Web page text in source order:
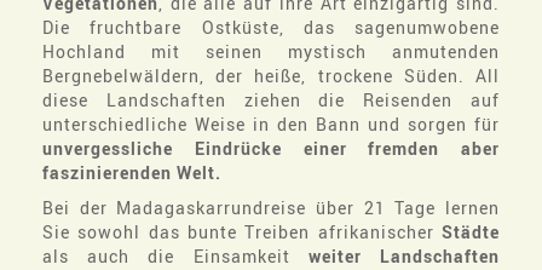
Die fruchtbare Ostküste, das sagenumwobene
Hochland mit seinen mystisch anmutenden
Bergnebelwäldern, der heiße, trockene Süden. All
diese Landschaften ziehen die Reisenden auf
unterschiedliche Weise in den Bann und sorgen für
unvergessliche Eindrücke einer fremden aber
faszinierenden Welt.
Bei der Madagaskarrundreise über 21 Tage lernen
Sie sowohl das bunte Treiben afrikanischer Städte
als auch die Einsamkeit weiter Landschaften